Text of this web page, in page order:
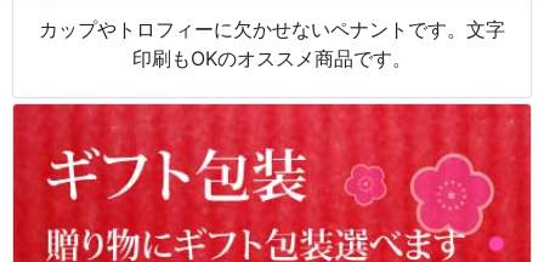
カップやトロフィーに欠かせないペナントです。文字
印刷もOKのオススメ商品です。